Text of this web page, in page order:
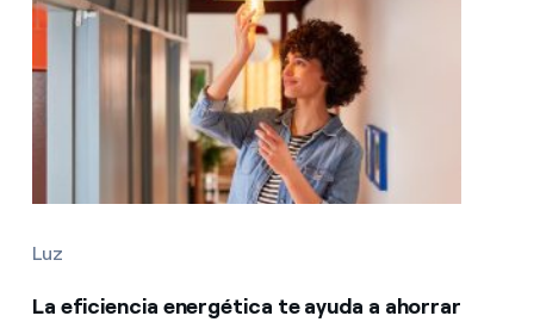
Luz
La eficiencia energética te ayuda a ahorrar